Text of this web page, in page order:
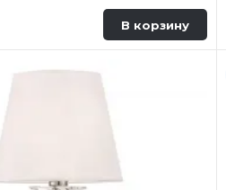
В корзину